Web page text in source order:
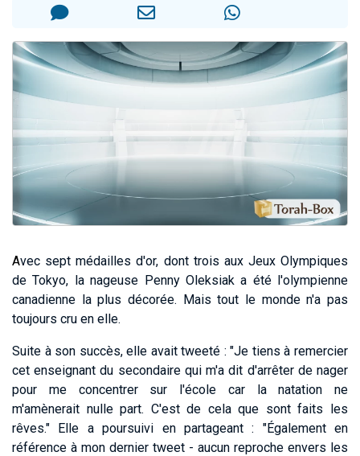
Il reste 49 places pour étudier en groupe sur Zoom
12 nouvelles musiques dans Torah-Box Music
Avec sept médailles d'or, dont trois aux Jeux Olympiques
de Tokyo, la nageuse Penny Oleksiak a été l'olympienne
canadienne la plus décorée. Mais tout le monde n'a pas
toujours cru en elle.
Suite à son succès, elle avait tweeté : "Je tiens à remercier
cet enseignant du secondaire qui m'a dit d'arrêter de nager
pour me concentrer sur l'école car la natation ne
m'amènerait nulle part. C'est de cela que sont faits les
rêves." Elle a poursuivi en partageant : "Également en
référence à mon dernier tweet - aucun reproche envers les